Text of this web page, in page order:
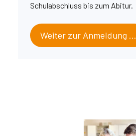
Schulabschluss bis zum Abitur.
Weiter zur Anmeldung …